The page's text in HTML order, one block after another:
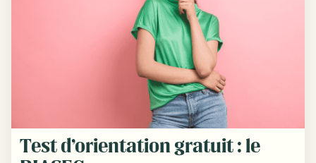
Test d’orientation gratuit : le